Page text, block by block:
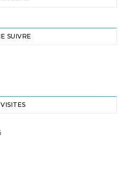
SUIVRE
VISITES